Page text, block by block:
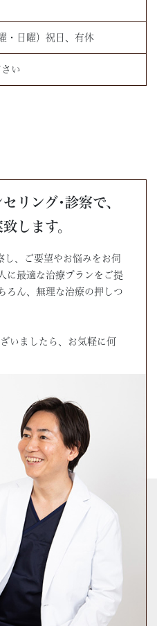
・日曜）祝日、有休
い
リング･診察で、
します。
し、ご要望やお悩みをお伺
に最適な治療プランをご提
ろん、無理な治療の押しつ
いましたら、お気軽に何